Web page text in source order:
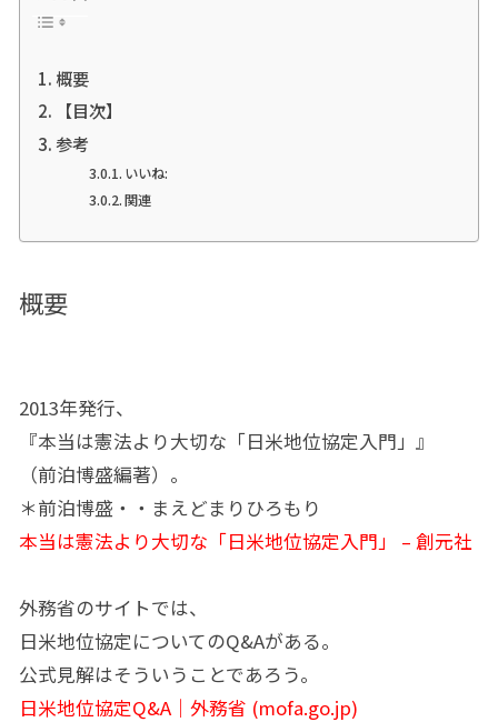
概要
【目次】
参考
いいね:
関連
概要
2013年発行、
『本当は憲法より大切な「日米地位協定入門」』
（前泊博盛編著）。
＊前泊博盛・・まえどまりひろもり
本当は憲法より大切な「日米地位協定入門」 – 創元社
外務省のサイトでは、
日米地位協定についてのQ&Aがある。
公式見解はそういうことであろう。
日米地位協定Q&A｜外務省 (mofa.go.jp)